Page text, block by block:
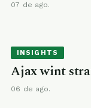
07 de ago.
INSIGHTS
Ajax wint
06 de ago.